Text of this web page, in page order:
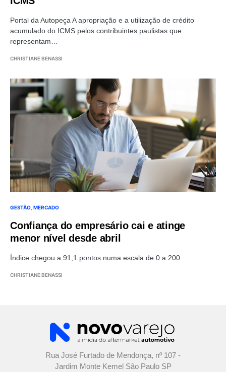
Portal da Autopeça A apropriação e a utilização de crédito
acumulado do ICMS pelos contribuintes paulistas que
representam…
CHRISTIANE BENASSI
GESTÃO MERCADO
Confiança do empresário cai e atinge
menor nível desde abril
Índice chegou a 91,1 pontos numa escala de 0 a 200
CHRISTIANE BENASSI
Rua José Furtado de Mendonça, nº 107 -
Jardim Monte Kemel São Paulo SP